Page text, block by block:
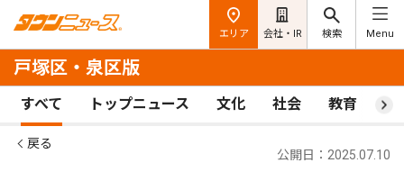
エリア 会社・IR 検索 Menu
戸塚区・泉区版
すべて トップニュース 文化 社会 教育 ス
戻る
公開日：2025.07.10